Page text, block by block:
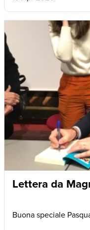
Lettera da
Buona speciale